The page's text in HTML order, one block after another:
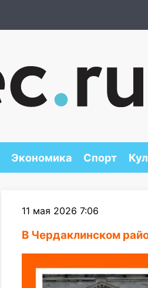
Экономика Спорт
11 мая 2026 7:06
В Чердаклинском